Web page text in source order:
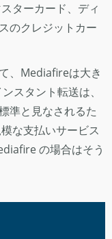
ターカード、ディ
のクレジットカー
、Mediafireは大き
スタント転送は、
準と見なされるた
な支払いサービス
の場合はそう